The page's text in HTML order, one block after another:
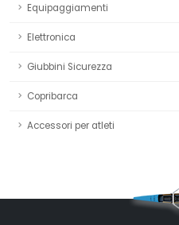
Equipaggiamenti
Elettronica
Giubbini Sicurezza
Copribarca
Accessori per atleti